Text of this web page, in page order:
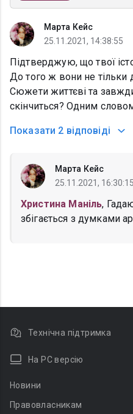
Марта Кейс
25.11.2021, 14:38:55
Підтверджую, що твої
До того ж вони не тільки
Сюжети життєві та
скінчиться? Одним
Показати 2 відповіді
Марта Кейс
25.11.2021, 16:30:15
Христина Маніль,
збігається з думками
Технічна підтримка
На PC версію
Новини
Правовласникам